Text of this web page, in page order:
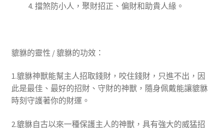
擋煞防小人，聚財招正、偏財和助貴人緣。
貔貅的靈性 / 貔貅的功效：
1.貔貅神獸能幫主人招取錢財，咬住錢財，只進不出，因
此是最佳、最好的招財、守財的神獸，隨身佩戴能讓貔貅
時刻守護著你的財運。
2.貔貅自古以來一種保護主人的神獸，具有強大的威猛招